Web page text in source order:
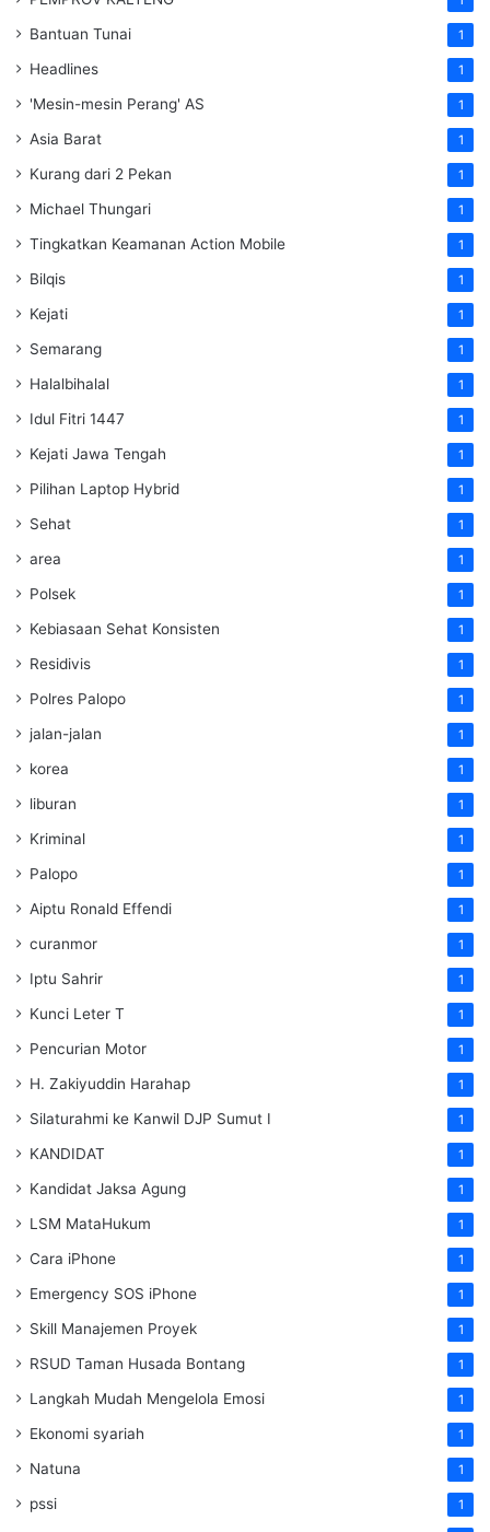
Bantuan Tunai 1
Headlines 1
'Mesin-mesin Perang' AS 1
Asia Barat 1
Kurang dari 2 Pekan 1
Michael Thungari 1
Tingkatkan Keamanan Action Mobile 1
Bilqis 1
Kejati 1
Semarang 1
Halalbihalal 1
Idul Fitri 1447 1
Kejati Jawa Tengah 1
Pilihan Laptop Hybrid 1
Sehat 1
area 1
Polsek 1
Kebiasaan Sehat Konsisten 1
Residivis 1
Polres Palopo 1
jalan-jalan 1
korea 1
liburan 1
Kriminal 1
Palopo 1
Aiptu Ronald Effendi 1
curanmor 1
Iptu Sahrir 1
Kunci Leter T 1
Pencurian Motor 1
H. Zakiyuddin Harahap 1
Silaturahmi ke Kanwil DJP Sumut I 1
KANDIDAT 1
Kandidat Jaksa Agung 1
LSM MataHukum 1
Cara iPhone 1
Emergency SOS iPhone 1
Skill Manajemen Proyek 1
RSUD Taman Husada Bontang 1
Langkah Mudah Mengelola Emosi 1
Ekonomi syariah 1
Natuna 1
pssi 1